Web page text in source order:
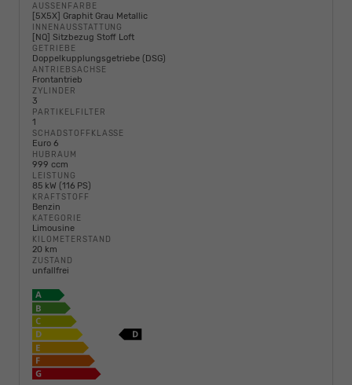
AUSSENFARBE
[5X5X] Graphit Grau Metallic
INNENAUSSTATTUNG
[NQ] Sitzbezug Stoff Loft
GETRIEBE
Doppelkupplungsgetriebe (DSG)
ANTRIEBSACHSE
Frontantrieb
ZYLINDER
3
PARTIKELFILTER
1
SCHADSTOFFKLASSE
Euro 6
HUBRAUM
999 ccm
LEISTUNG
85 kW (116 PS)
KRAFTSTOFF
Benzin
KATEGORIE
Limousine
KILOMETERSTAND
20 km
ZUSTAND
unfallfrei